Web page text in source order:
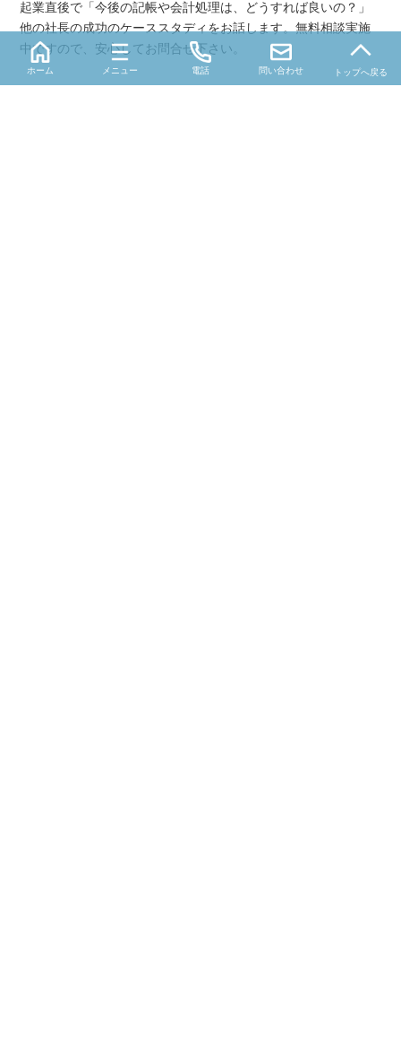
起業直後で「今後の記帳や会計処理は、どうすれば良いの？」
他の社長の成功のケーススタディをお話します。無料相談実施
中ですので、安心してお問合せ下さい。
ホーム メニュー 電話 問い合わせ トップへ戻る